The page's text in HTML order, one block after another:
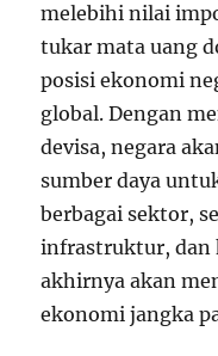
melebihi nilai
tukar mata uang
posisi ekonomi
global. Dengan
devisa, negara
sumber daya
berbagai sektor,
infrastruktur, dan
akhirnya akan
ekonomi jangka